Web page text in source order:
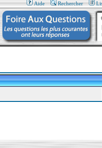
Aide Rechercher